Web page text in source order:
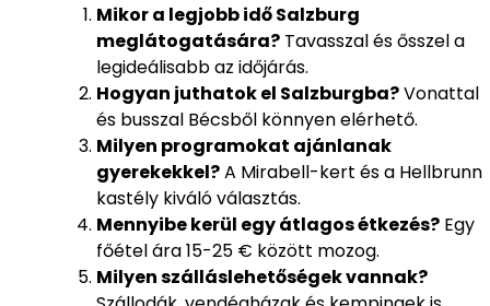
Mikor a legjobb idő Salzburg
meglátogatására? Tavasszal és ősszel a
legideálisabb az időjárás.
Hogyan juthatok el Salzburgba?Vonattal
és busszal Bécsből könnyen elérhető.
Milyen programokat ajánlanak
gyerekekkel?A Mirabell-kert és a Hellbrunn
kastély kiváló választás.
Mennyibe kerül egy átlagos étkezés? Egy
főétel ára 15-25 € között mozog.
Milyen szálláslehetőségek vannak?